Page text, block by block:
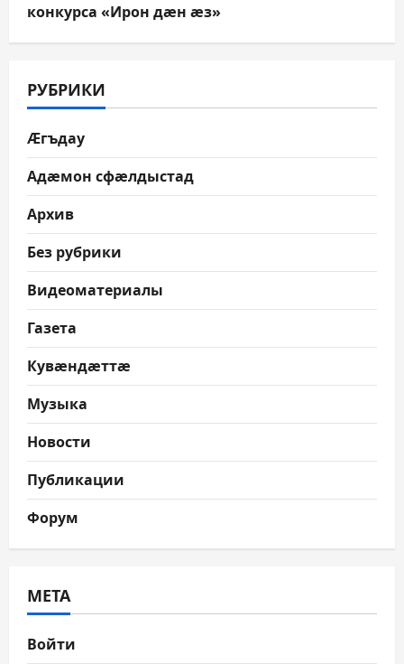
конкурса «Ирон дæн æз»
РУБРИКИ
Æгъдау
Адæмон сфæлдыстад
Архив
Без рубрики
Видеоматериалы
Газета
Кувæндæттæ
Музыка
Новости
Публикации
Форум
МЕТА
Войти